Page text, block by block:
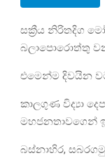
සක්‍රීය නිරිතදිග
බලාපොරොත්තු
එමෙන්ම දිවයින
කාලගුණ විද්‍යා
මහජනතාවගෙන්
බස්නාහිර,